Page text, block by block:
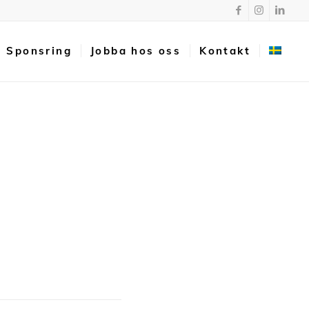
Sponsring Jobba hos oss Kontakt